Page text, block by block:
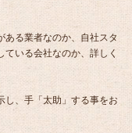
ある業者なのか、自社スタ
いる会社なのか、詳しく
し、手「太助」する事をお